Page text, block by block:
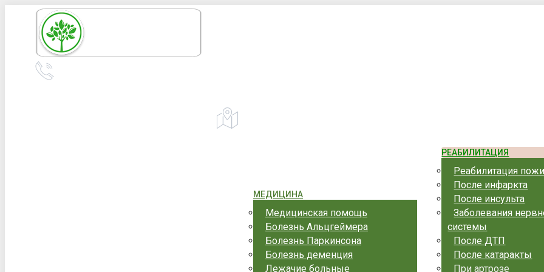
Перейти
содержанию
МЕДИЦИНА
Медицинская помощь
Болезнь Альцгеймера
Болезнь Паркинсона
Болезнь деменция
Лежачие больные
РЕАБИЛИТАЦИЯ
Реабилитация
После инфаркта
После инсульта
Заболевания
системы
После ДТП
После катаракты
При артрозе